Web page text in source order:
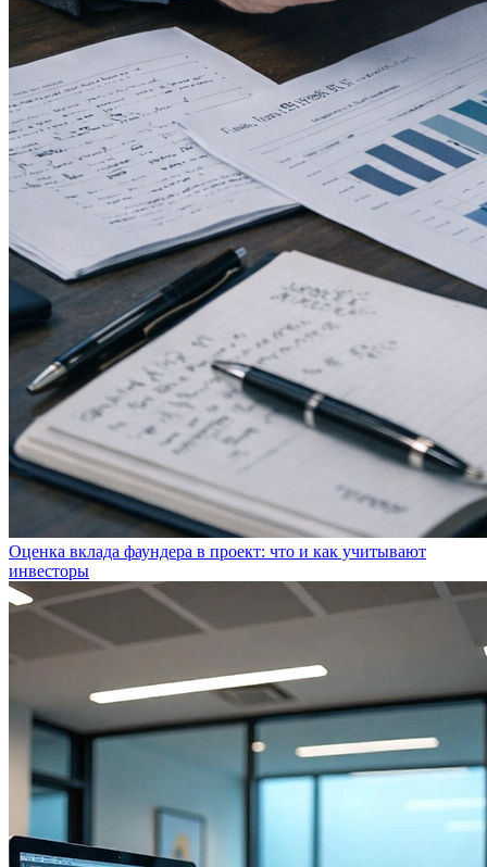
Оценка вклада фаундера в проект: что и как учитывают
инвесторы